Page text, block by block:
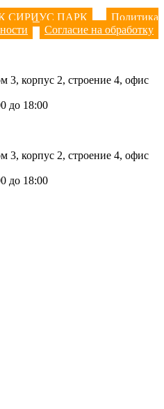
СИРИУС ПАРК
Политика
Согласие на обработку
3, корпус 2, строение 4, офис
до 18:00
3, корпус 2, строение 4, офис
до 18:00